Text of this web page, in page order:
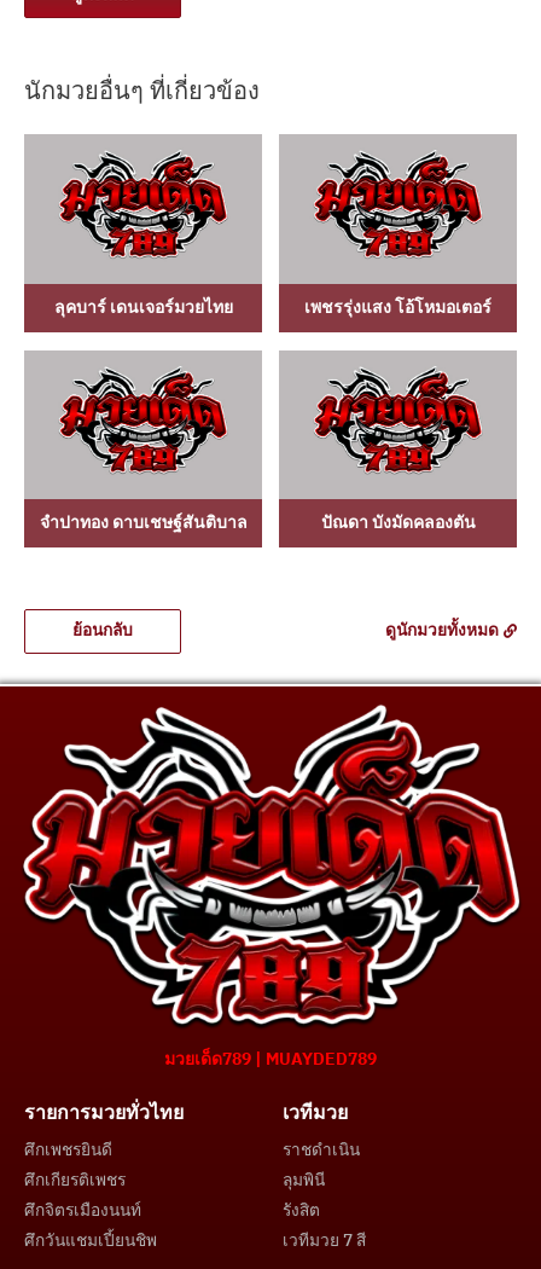
นักมวยอื่นๆ ที่เกี่ยวข้อง
ลุคบาร์ เดนเจอร์มวยไทย เพชรรุ่งแสง โอ้โหมอเตอร์
จำปาทอง ดาบเชษฐ์สันติบาล ปัณดา บังมัดคลองตัน
ย้อนกลับ ดูนักมวยทั้งหมด
มวยเด็ด789 | MUAYDED789
รายการมวยทั่วไทย
ศึกเพชรยินดี
ศึกเกียรติเพชร
ศึกจิตรเมืองนนท์
ศึกวันแชมเปี้ยนชิพ
เวทีมวย
ราชดำเนิน
ลุมพินี
รังสิต
เวทีมวย 7 สี